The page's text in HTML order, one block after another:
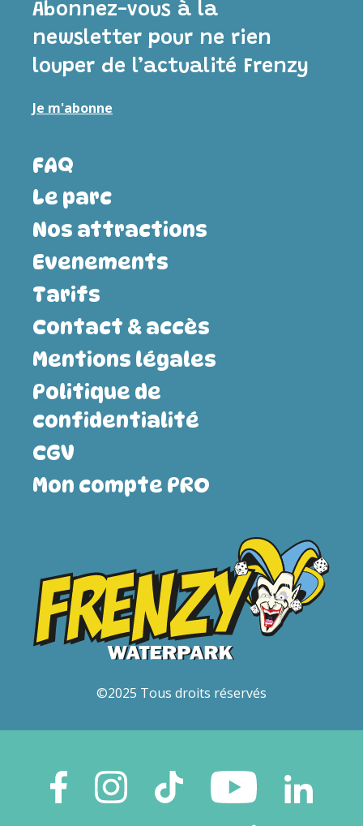
Abonnez-vous à la
newsletter pour ne rien
louper de l’actualité Frenzy
Je m'abonne
©2025 Tous droits réservés
FAQ
Le parc
Nos attractions
Evenements
Tarifs
Contact & accès
Mentions légales
Politique de
confidentialité
CGV
Mon compte PRO